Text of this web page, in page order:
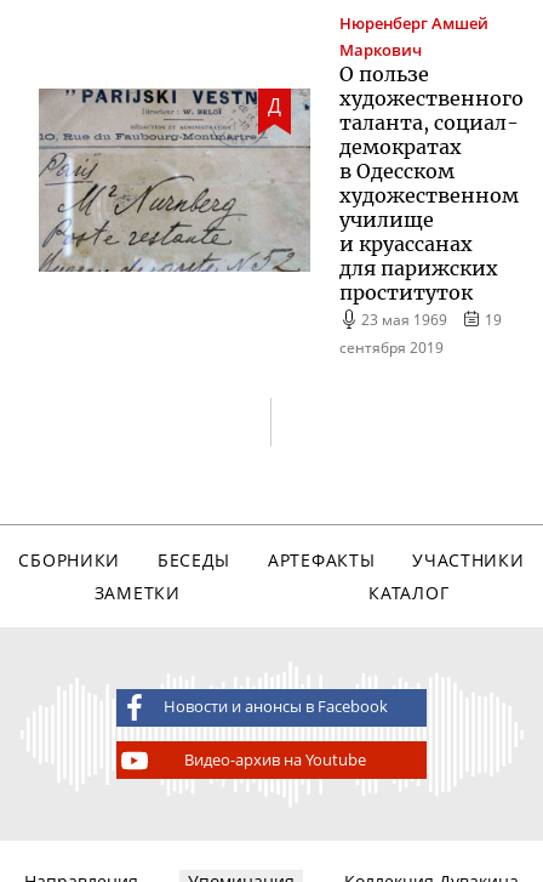
Д
НюренбергАмшей
Маркович
О пользе
художественного
таланта, социал-
демократах
в Одесском
художественном
училище
и круассанах
для парижских
проституток
23 мая 1969
19
сентября 2019
СБОРНИКИ БЕСЕДЫ АРТЕФАКТЫ
УЧАСТНИКИ
ЗАМЕТКИ
КАТАЛОГ
Новости и анонсы в Facebook
Видео-архив на Youtube